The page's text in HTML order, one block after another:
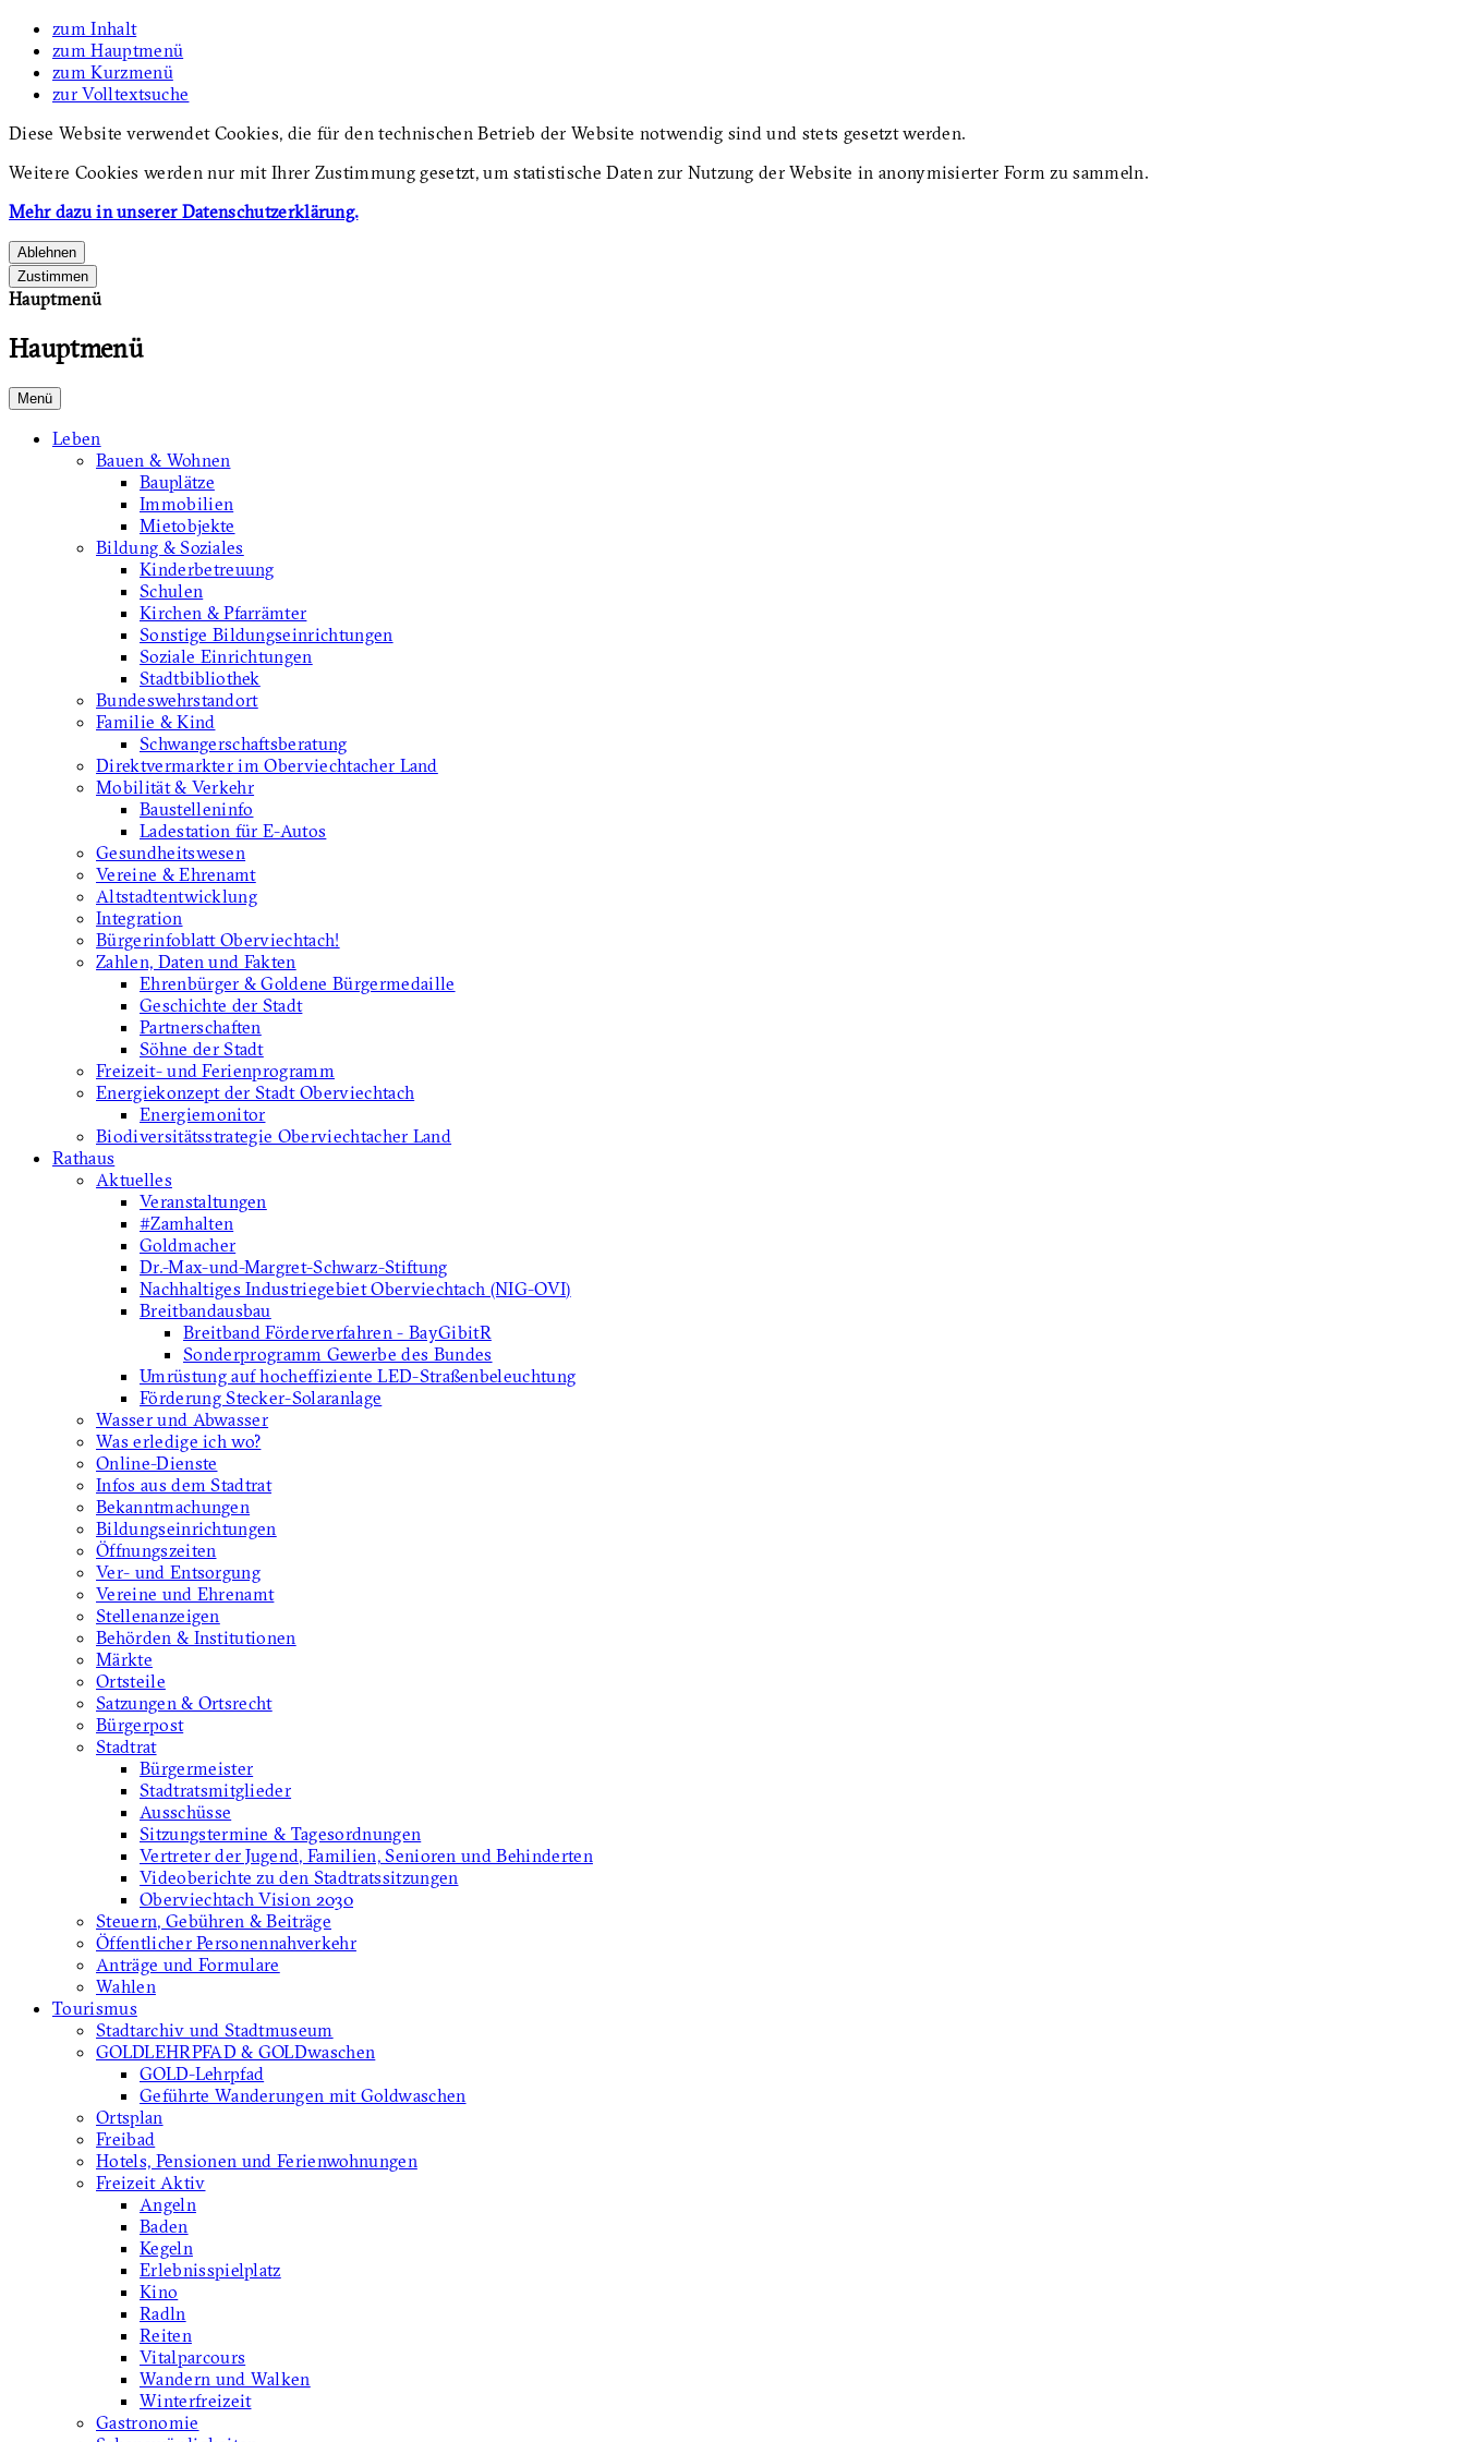
zum Inhalt
zum Hauptmenü
zum Kurzmenü
zur Volltextsuche
Diese Website verwendet Cookies, die für den technischen Betrieb der Website notwendig sind und stets gesetzt werden.
Weitere Cookies werden nur mit Ihrer Zustimmung gesetzt, um statistische Daten zur Nutzung der Website in anonymisierter Form zu sammeln.
Mehr dazu in unserer Datenschutzerklärung.
Ablehnen
Zustimmen
Hauptmenü
Hauptmenü
Menü
Leben
Bauen & Wohnen
Bauplätze
Immobilien
Mietobjekte
Bildung & Soziales
Kinderbetreuung
Schulen
Kirchen & Pfarrämter
Sonstige Bildungseinrichtungen
Soziale Einrichtungen
Stadtbibliothek
Bundeswehrstandort
Familie & Kind
Schwangerschaftsberatung
Direktvermarkter im Oberviechtacher Land
Mobilität & Verkehr
Baustelleninfo
Ladestation für E-Autos
Gesundheitswesen
Vereine & Ehrenamt
Altstadtentwicklung
Integration
Bürgerinfoblatt Oberviechtach!
Zahlen, Daten und Fakten
Ehrenbürger & Goldene Bürgermedaille
Geschichte der Stadt
Partnerschaften
Söhne der Stadt
Freizeit- und Ferienprogramm
Energiekonzept der Stadt Oberviechtach
Energiemonitor
Biodiversitätsstrategie Oberviechtacher Land
Rathaus
Aktuelles
Veranstaltungen
#Zamhalten
Goldmacher
Dr.-Max-und-Margret-Schwarz-Stiftung
Nachhaltiges Industriegebiet Oberviechtach (NIG-OVI)
Breitbandausbau
Breitband Förderverfahren - BayGibitR
Sonderprogramm Gewerbe des Bundes
Umrüstung auf hocheffiziente LED-Straßenbeleuchtung
Förderung Stecker-Solaranlage
Wasser und Abwasser
Was erledige ich wo?
Online-Dienste
Infos aus dem Stadtrat
Bekanntmachungen
Bildungseinrichtungen
Öffnungszeiten
Ver- und Entsorgung
Vereine und Ehrenamt
Stellenanzeigen
Behörden & Institutionen
Märkte
Ortsteile
Satzungen & Ortsrecht
Bürgerpost
Stadtrat
Bürgermeister
Stadtratsmitglieder
Ausschüsse
Sitzungstermine & Tagesordnungen
Vertreter der Jugend, Familien, Senioren und Behinderten
Videoberichte zu den Stadtratssitzungen
Oberviechtach Vision 2030
Steuern, Gebühren & Beiträge
Öffentlicher Personennahverkehr
Anträge und Formulare
Wahlen
Tourismus
Stadtarchiv und Stadtmuseum
GOLDLEHRPFAD & GOLDwaschen
GOLD-Lehrpfad
Geführte Wanderungen mit Goldwaschen
Ortsplan
Freibad
Hotels, Pensionen und Ferienwohnungen
Freizeit Aktiv
Angeln
Baden
Kegeln
Erlebnisspielplatz
Kino
Radln
Reiten
Vitalparcours
Wandern und Walken
Winterfreizeit
Gastronomie